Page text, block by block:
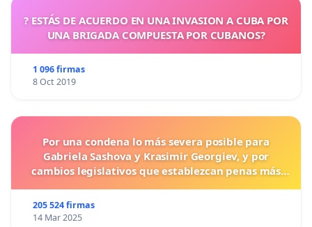
? ESTÁS DE ACUERDO EN UNA INVASION A CUBA POR
UNA BRIGADA COMPUESTA POR CUBANOS?
1 096 firmas
8 Oct 2019
Por una condena lo más severa posible para
Gabriela Sashova y Krasimir Georgiev, y por
cambios legislativos que establezcan penas más
205 524 firmas
14 Mar 2025